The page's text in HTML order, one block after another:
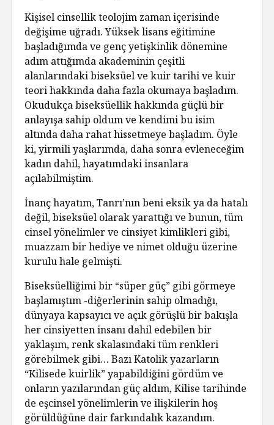
Kişisel cinsellik teolojim zaman içerisinde
değişime uğradı. Yüksek lisans eğitimine
başladığımda ve genç yetişkinlik dönemine
adım attığımda akademinin çeşitli
alanlarındaki biseksüel ve kuir tarihi ve kuir
teori hakkında daha fazla okumaya başladım.
Okudukça biseksüellik hakkında güçlü bir
anlayışa sahip oldum ve kendimi bu isim
altında daha rahat hissetmeye başladım. Öyle
ki, yirmili yaşlarımda, daha sonra evleneceğim
kadın dahil, hayatımdaki insanlara
açılabilmiştim.
İnanç hayatım, Tanrı’nın beni eksik ya da hatalı
değil, biseksüel olarak yarattığı ve bunun, tüm
cinsel yönelimler ve cinsiyet kimlikleri gibi,
muazzam bir hediye ve nimet olduğu üzerine
kurulu hale gelmişti.
Biseksüelliğimi bir “süper güç” gibi görmeye
başlamıştım -diğerlerinin sahip olmadığı,
dünyaya kapsayıcı ve açık görüşlü bir bakışla
her cinsiyetten insanı dahil edebilen bir
yaklaşım, renk skalasındaki tüm renkleri
görebilmek gibi… Bazı Katolik yazarların
“Kilisede kuirlik” yapabildiğini gördüm ve
onların yazılarından güç aldım, Kilise tarihinde
de eşcinsel yönelimlerin ve ilişkilerin hoş
görüldüğüne dair farkındalık kazandım.